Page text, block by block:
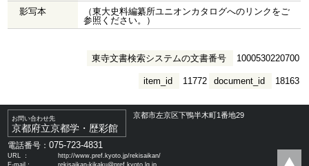
影写本
（東大史料編纂所ユニオンカタログへのリンクをご
参照ください。）
東寺文書検索システムの文書番号 1000530220700
document_id 18163
item_id 11772
お問い合わせ先
京都府立京都学・歴彩館
京都市左京区下鴨半木町1番地29
電話番号：075-723-4831
URL ：
http://www.pref.kyoto.jp/rekisaikan/
E-mail：
rekisaikan-kikaku@pref.kyoto.lg.jp